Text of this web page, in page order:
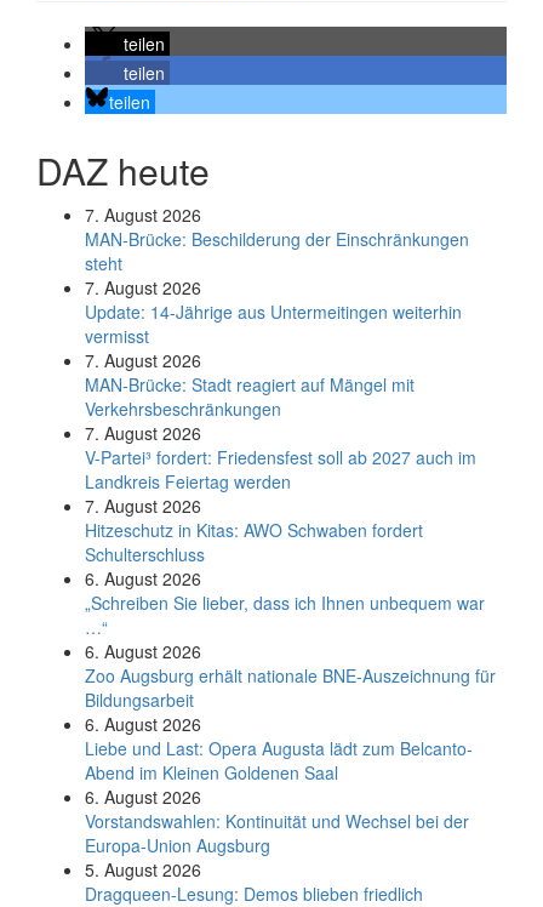
teilen
teilen
teilen
DAZ heute
7. August 2026
MAN-Brücke: Beschilderung der Einschränkungen
steht
7. August 2026
Update: 14-Jährige aus Untermeitingen weiterhin
vermisst
7. August 2026
MAN-Brücke: Stadt reagiert auf Mängel mit
Verkehrsbeschränkungen
7. August 2026
V-Partei­³ fordert: Friedens­fest soll ab 2027 auch im
Land­kreis Feier­tag werden
7. August 2026
Hitzeschutz in Kitas: AWO Schwaben fordert
Schulterschluss
6. August 2026
„Schreiben Sie lieber, dass ich Ihnen unbequem war
…“
6. August 2026
Zoo Augsburg erhält nationale BNE-Auszeichnung für
Bildungsarbeit
6. August 2026
Liebe und Last: Opera Augusta lädt zum Belcanto-
Abend im Kleinen Goldenen Saal
6. August 2026
Vorstandswahlen: Kontinuität und Wechsel bei der
Europa-Union Augsburg
5. August 2026
Dragqueen-Lesung: Demos blieben friedlich